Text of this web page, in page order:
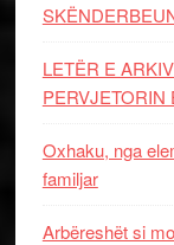
LETËR E
PERVJETORIN
Oxhaku, nga
familjar
Arbëreshët si